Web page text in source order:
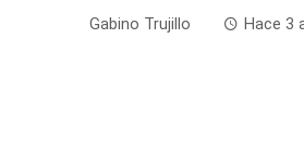
Gabino Trujillo Hace 3